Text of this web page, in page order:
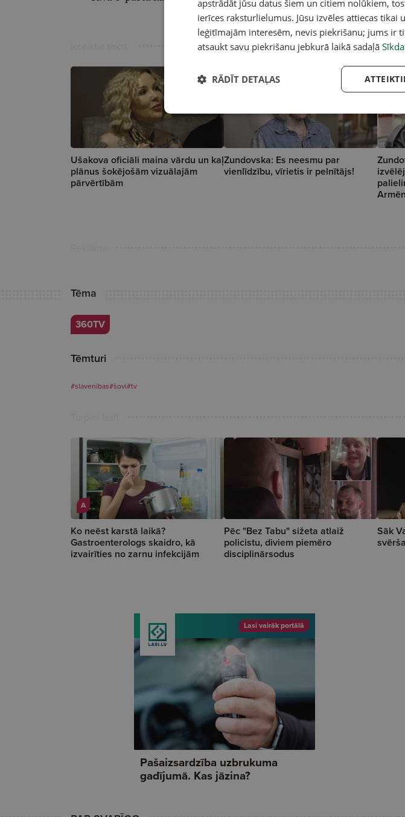
Ušakova oficiāli maina vārdu un kaļ
plānus šokējošām vizuālajām
pārvērtībām
Zundovska: Es neesmu par
vienlīdzību, vīrietis ir pelnītājs!
Tēma
360TV
Tēmturi
#slavenības#šovi#tv
A
Ko neēst karstā laikā?
Gastroenterologs skaidro, kā
izvairīties no zarnu infekcijām
Pēc "Bez Tabu" sižeta atlaiž
policistu, diviem piemēro
disciplinārsodus
Sāk
apstrādāt jūsu datus šiem un citiem nolūkiem,
ierīces raksturlielumus. Jūsu izvēles attiecas
leģitīmajām interesēm, nevis piekrišanu; jums ir
atsaukt savu piekrišanu jebkurā laikā sadaļā
RĀDĪT DETAĻAS